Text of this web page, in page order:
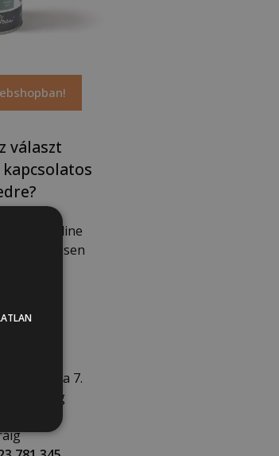
választ
minket online
személyesen
utca 7.
9-18 óráig